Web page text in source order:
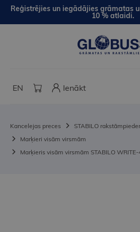
Reģistrējies un iegādājies grāmatas
10 % atlaidi.
EN Ienākt
Kancelejas preces
STABILO
Marķieri visām virsmām
Marķieris visām virsmām STABILO